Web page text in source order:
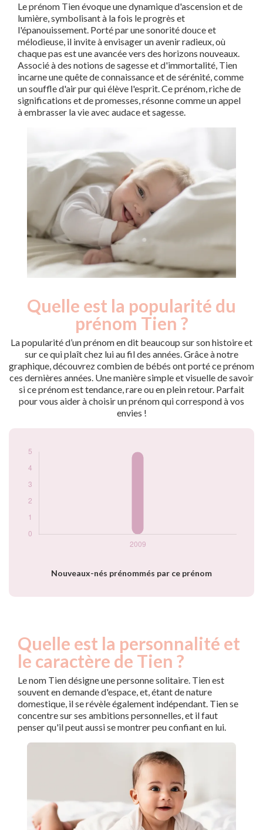
Le prénom Tien évoque une dynamique d'ascension et de
lumière, symbolisant à la fois le progrès et
l'épanouissement. Porté par une sonorité douce et
mélodieuse, il invite à envisager un avenir radieux, où
chaque pas est une avancée vers des horizons nouveaux.
Associé à des notions de sagesse et d'immortalité, Tien
incarne une quête de connaissance et de sérénité, comme
un souffle d'air pur qui élève l'esprit. Ce prénom, riche de
significations et de promesses, résonne comme un appel
à embrasser la vie avec audace et sagesse.
Quelle est la popularité du
prénom Tien ?
La popularité d’un prénom en dit beaucoup sur son histoire et
sur ce qui plaît chez lui au fil des années. Grâce à notre
graphique, découvrez combien de bébés ont porté ce prénom
ces dernières années. Une manière simple et visuelle de savoir
si ce prénom est tendance, rare ou en plein retour. Parfait
pour vous aider à choisir un prénom qui correspond à vos
envies !
Nouveaux-nés prénommés par ce prénom
Popularité du
prénom Tien par
année
Année
Nouveaux-
nés
Quelle est la personnalité et
le caractère de Tien ?
Le nom Tien désigne une personne solitaire. Tien est
souvent en demande d'espace, et, étant de nature
domestique, il se révèle également indépendant. Tien se
concentre sur ses ambitions personnelles, et il faut
penser qu'il peut aussi se montrer peu confiant en lui.